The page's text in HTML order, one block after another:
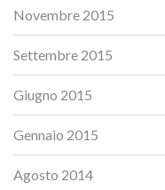
Novembre 2015
Settembre 2015
Giugno 2015
Gennaio 2015
Agosto 2014